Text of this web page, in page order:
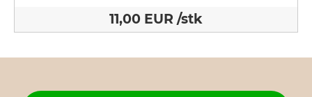
11,00 EUR /stk